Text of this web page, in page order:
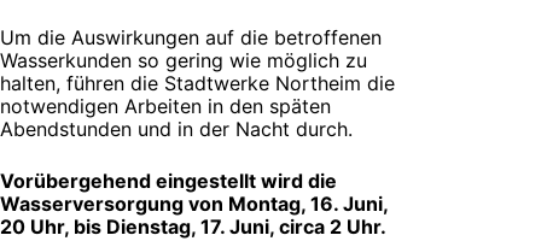
Um die Auswirkungen auf die betroffenen
Wasserkunden so gering wie möglich zu
halten, führen die Stadtwerke Northeim die
notwendigen Arbeiten in den späten
Abendstunden und in der Nacht durch.
Vorübergehend eingestellt wird die
Wasserversorgung von Montag, 16. Juni,
20 Uhr, bis Dienstag, 17. Juni, circa 2 Uhr.